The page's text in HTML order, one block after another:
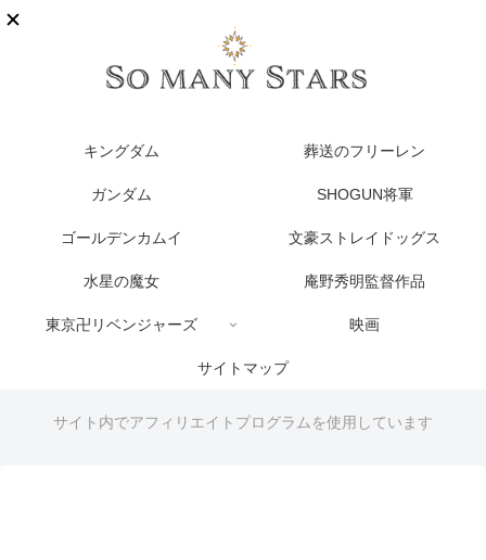
キングダム 葬送のフリーレン
ガンダム SHOGUN将軍
ゴールデンカムイ 文豪ストレイドッグス
水星の魔女 庵野秀明監督作品
東京卍リベンジャーズ 映画
サイトマップ
サイト内でアフィリエイトプログラムを使用しています